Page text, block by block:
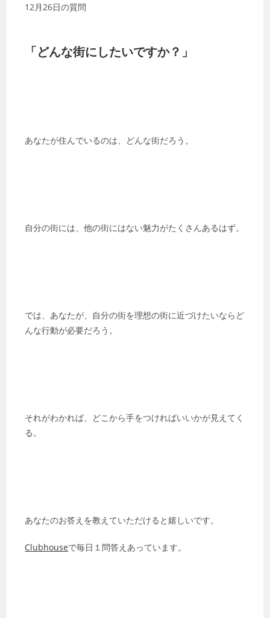
12月26日の質問
「どんな街にしたいですか？」
あなたが住んでいるのは、どんな街だろう。
自分の街には、他の街にはない魅力がたくさんあるはず。
では、あなたが、自分の街を理想の街に近づけたいならど
んな行動が必要だろう。
それがわかれば、どこから手をつければいいかが見えてく
る。
あなたのお答えを教えていただけると嬉しいです。
Clubhouseで毎日１問答えあっています。